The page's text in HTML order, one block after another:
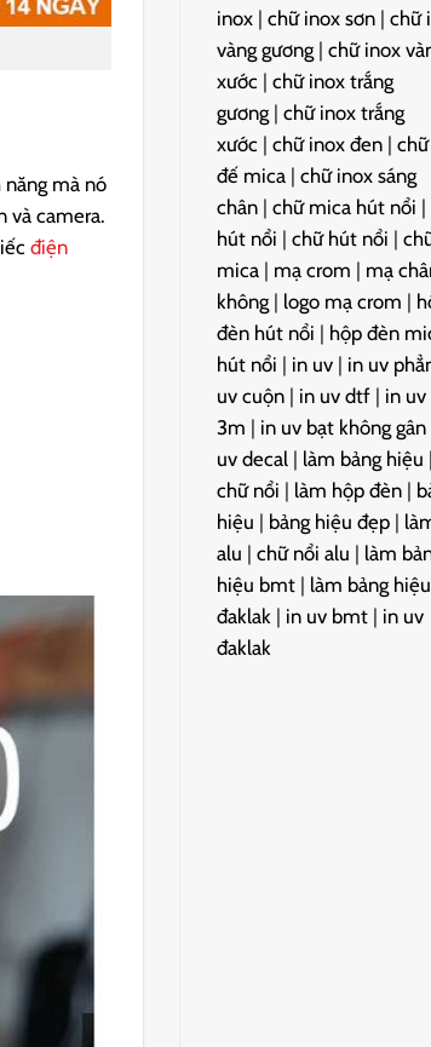
mà nó
và camera.
điện
inox| chữ inox sơn| chữ
vàng gương| chữ inox
xước | chữ inox trắng
gương| chữ inox trắng
xước | chữ inox đen|
đế mica| chữ inox sáng
chân| chữ mica hút nổi |
hút nổi | chữ hút nổi |
mica| mạ crom | mạ
không| logo mạ crom |
đèn hút nổi | hộp đèn
hút nổi | in uv| in uv
uv cuộn| in uv dtf| in uv
3m | in uv bạt không gân
uv decal| làm bảng hiệu |
chữ nổi | làm hộp đèn|
hiệu | bảng hiệu đẹp|
alu | chữ nổi alu | làm
hiệu bmt| làm bảng hiệu
đaklak| in uv bmt| in uv
đaklak